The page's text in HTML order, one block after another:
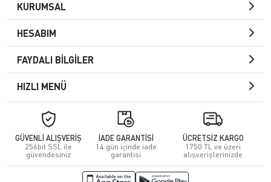
KURUMSAL
HESABIM
FAYDALI BİLGİLER
HIZLI MENÜ
GÜVENLİ ALIŞVERİŞ
256bit SSL ile
güvendesiniz
İADE GARANTİSİ
14 gün içinde iade
garantisi
ÜCRETSİZ KARGO
1750 TL ve üzeri
alışverişlerinizde